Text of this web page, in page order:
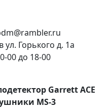
00 до 18-00
ул. Горького д. 1а
Garrett ACE
MS-3